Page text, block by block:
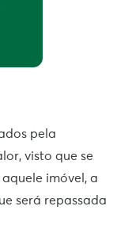
pela
visto que se
imóvel, a
será repassada